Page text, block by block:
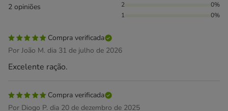
2 opiniões
2
0%
1
0%
Compra verificada
Por João M. dia 31 de julho de 2026
Excelente ração.
Compra verificada
Por Diogo P. dia 20 de dezembro de 2025